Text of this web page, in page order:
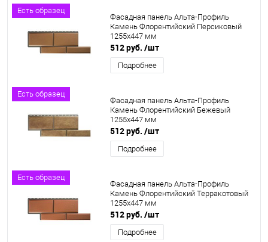
Есть образец
Фасадная панель Альта-Профиль
Камень Флорентийский Персиковый
1255х447 мм
512 руб. /шт
Подробнее
Есть образец
Фасадная панель Альта-Профиль
Камень Флорентийский Бежевый
1255х447 мм
512 руб. /шт
Подробнее
Есть образец
Фасадная панель Альта-Профиль
Камень Флорентийский Терракотовый
1255х447 мм
512 руб. /шт
Подробнее